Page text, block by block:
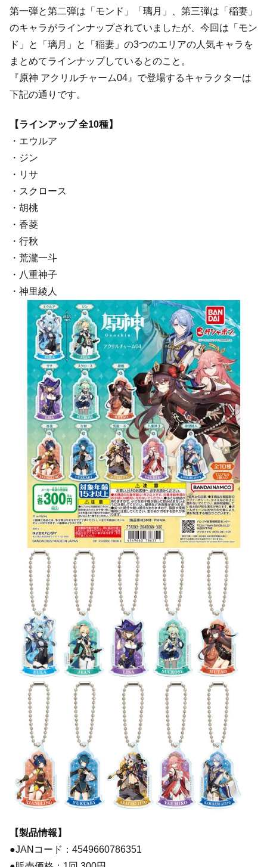
第一弾と第二弾は「モンド」「璃月」、第三弾は「稲妻」
のキャラがラインナップされていましたが、今回は「モン
ド」と「璃月」と「稲妻」の3つのエリアの人気キャラを
まとめてラインナップしているとのこと。
『原神 アクリルチャーム04』で登場するキャラクターは
下記の通りです。
【ラインアップ 全10種】
・エウルア
・ジン
・リサ
・スクロース
・胡桃
・香菱
・行秋
・荒瀧一斗
・八重神子
・神里綾人
【製品情報】
●JANコード：4549660786351